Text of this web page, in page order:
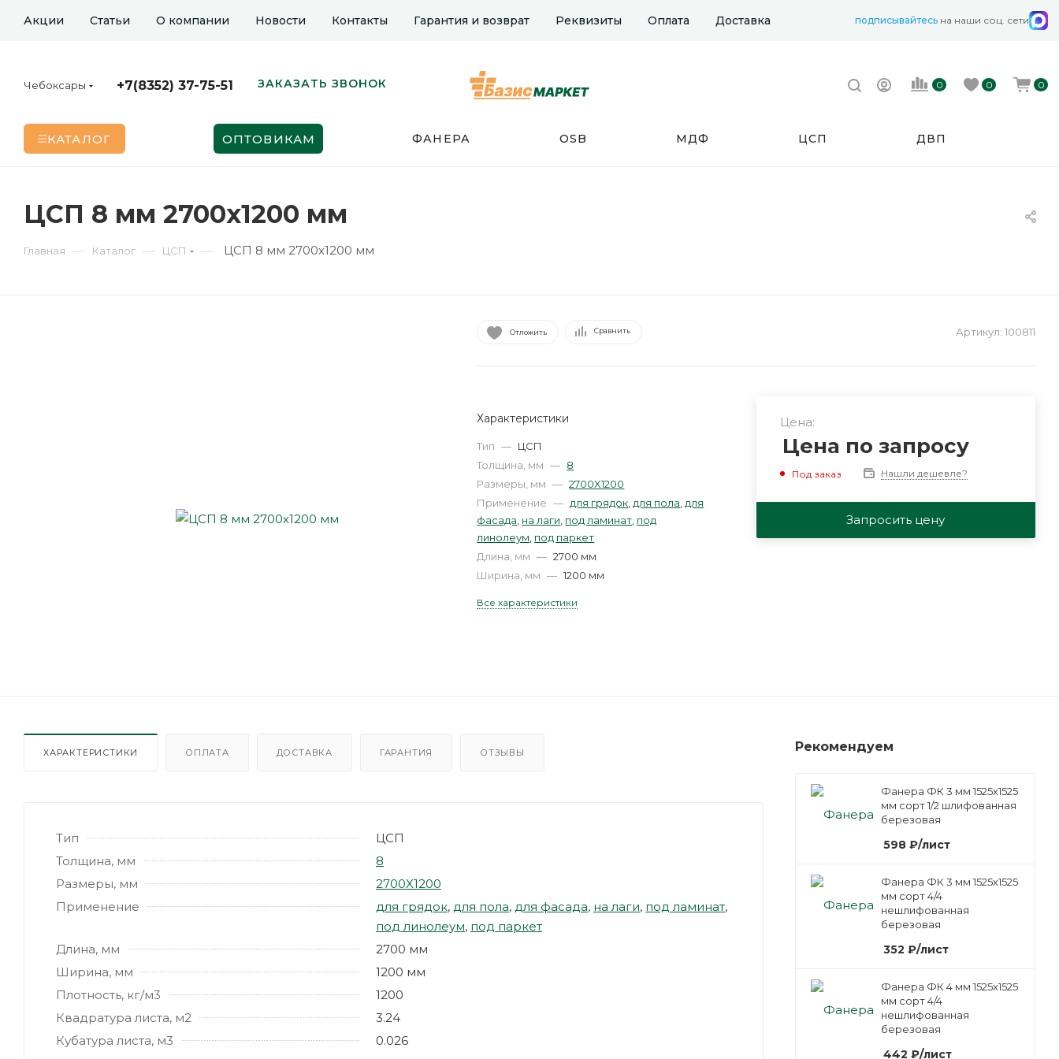
Акции Статьи О компании Новости Контакты Гарантия и возврат Реквизиты Оплата Доставка подписывайтесь на наши соц. сети
Чебоксары +7(8352) 37-75-51 ЗАКАЗАТЬ ЗВОНОК 0 0 0
КАТАЛОГ ОПТОВИКАМ ФАНЕРА OSB МДФ ЦСП ДВП
ЦСП 8 мм 2700х1200 мм
Главная — Каталог — ЦСП — ЦСП 8 мм 2700х1200 мм
Отложить Сравнить Артикул: 100811
Характеристики
Тип — ЦСП
Толщина, мм — 8
Размеры, мм — 2700X1200
Применение — для грядок для пола для
фасада на лаги под ламинат под
линолеум под паркет
Длина, мм — 2700 мм
Ширина, мм — 1200 мм
Все характеристики
Цена:
Цена по запросу
Под заказ Нашли дешевле?
Запросить цену
ХАРАКТЕРИСТИКИ ОПЛАТА ДОСТАВКА ГАРАНТИЯ ОТЗЫВЫ
Тип
ЦСП
Толщина, мм
8
Размеры, мм
2700X1200
Применение
для грядок, для пола, для фасада, на лаги, под ламинат,
под линолеум, под паркет
Длина, мм
2700 мм
Ширина, мм
1200 мм
Плотность, кг/м3
1200
Квадратура листа, м2
3.24
Кубатура листа, м3
0.026
Рекомендуем
Фанера ФК 3 мм 1525х1525
мм сорт 1/2 шлифованная
березовая
598 ₽/лист
Фанера ФК 3 мм 1525х1525
мм сорт 4/4
нешлифованная
березовая
352 ₽/лист
Фанера ФК 4 мм 1525х1525
мм сорт 4/4
нешлифованная
березовая
442 ₽/лист